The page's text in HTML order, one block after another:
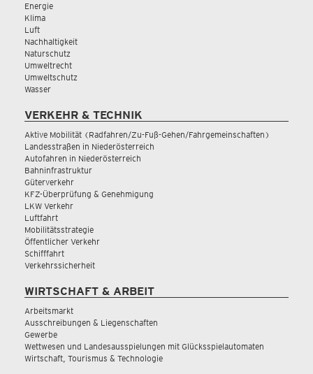
Energie
Klima
Luft
Nachhaltigkeit
Naturschutz
Umweltrecht
Umweltschutz
Wasser
VERKEHR & TECHNIK
Aktive Mobilität (Radfahren/Zu-Fuß-Gehen/Fahrgemeinschaften)
Landesstraßen in Niederösterreich
Autofahren in Niederösterreich
Bahninfrastruktur
Güterverkehr
KFZ-Überprüfung & Genehmigung
LKW Verkehr
Luftfahrt
Mobilitätsstrategie
Öffentlicher Verkehr
Schifffahrt
Verkehrssicherheit
WIRTSCHAFT & ARBEIT
Arbeitsmarkt
Ausschreibungen & Liegenschaften
Gewerbe
Wettwesen und Landesausspielungen mit Glücksspielautomaten
Wirtschaft, Tourismus & Technologie